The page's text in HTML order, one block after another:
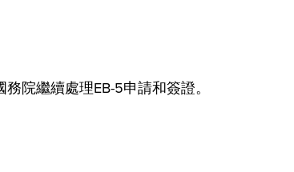
院繼續處理EB-5申請和簽證。